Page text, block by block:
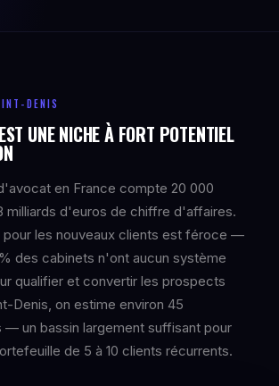
DENIS
UNE NICHE À FORT POTENTIEL
en France compte 20 000
milliards d'euros de chiffre d'affaires.
pour les nouveaux clients est féroce —
des cabinets n'ont aucun système
qualifier et convertir les prospects
Denis, on estime environ 45
— un bassin largement suffisant pour
de 5 à 10 clients récurrents.